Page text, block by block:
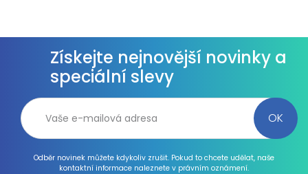
Získejte nejnovější novinky a
speciální slevy
Odběr novinek můžete kdykoliv zrušit. Pokud to chcete udělat, naše
kontaktní informace naleznete v právním oznámení.